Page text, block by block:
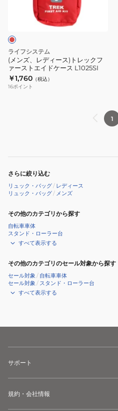
ト
レ
ッ
ク
フ
ケ
ー
L1025SI
ライフシステム
(メンズ、レディース)トレックフ
ァーストエイドケース L1025SI
￥1,760 （税込）
16ポイント
1
さらに絞り込む
リュック・バッグ/ レディース
リュック・バッグ/ メンズ
その他のカテゴリから探す
自転車車体
スタンド・ローラー台
すべて表示する
その他のカテゴリのセール対象から探す
セール対象 / 自転車車体
セール対象 / スタンド・ローラー台
すべて表示する
サポート
規約・会社情報